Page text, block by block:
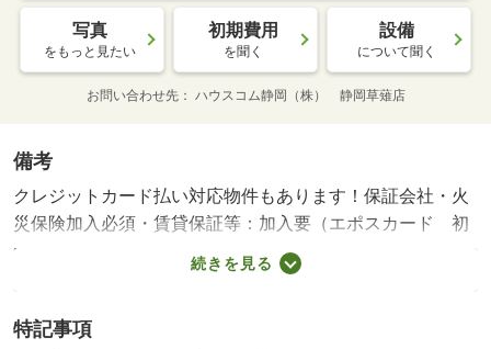
写真
をもっと見たい
初期費用
を聞く
設備
について聞く
お問い合わせ先 ハウスコム静岡（株） 静岡草薙店
備考
クレジットカード払い対応物件もあります！保証会社・火
災保険加入必須・賃貸保証等：加入要（エポスカード 初
回保証料５０％、月額保証料２％）・他交通手段：静岡鉄
道静岡清水線新静岡駅バス１３分竜南一丁目東停歩５分／
１１分・浴室と切り離されているので湿気に悩まされるこ
続きを見る
特記事項